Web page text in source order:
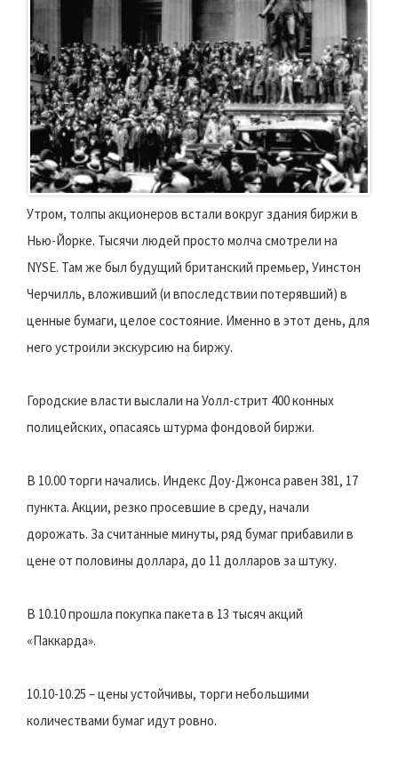
Утром, толпы акционеров встали вокруг здания биржи в
Нью-Йорке. Тысячи людей просто молча смотрели на
NYSE. Там же был будущий британский премьер, Уинстон
Черчилль, вложивший (и впоследствии потерявший) в
ценные бумаги, целое состояние. Именно в этот день, для
него устроили экскурсию на биржу.
Городские власти выслали на Уолл-стрит 400 конных
полицейских, опасаясь штурма фондовой биржи.
В 10.00 торги начались. Индекс Доу-Джонса равен 381, 17
пункта. Акции, резко просевшие в среду, начали
дорожать. За считанные минуты, ряд бумаг прибавили в
цене от половины доллара, до 11 долларов за штуку.
В 10.10 прошла покупка пакета в 13 тысяч акций
«Паккарда».
10.10-10.25 – цены устойчивы, торги небольшими
количествами бумаг идут ровно.